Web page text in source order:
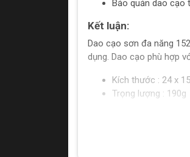
Bảo quản dao cạo
Kết luận:
Dao cạo sơn đa năng
dụng. Dao cạo phù hợp
Kích thước : 24 x
Trọng lượng : 190g